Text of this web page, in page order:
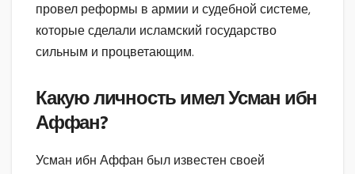
провел реформы в армии и судебной системе,
которые сделали исламский государство
сильным и процветающим.
Какую личность имел Усман ибн
Аффан?
Усман ибн Аффан был известен своей